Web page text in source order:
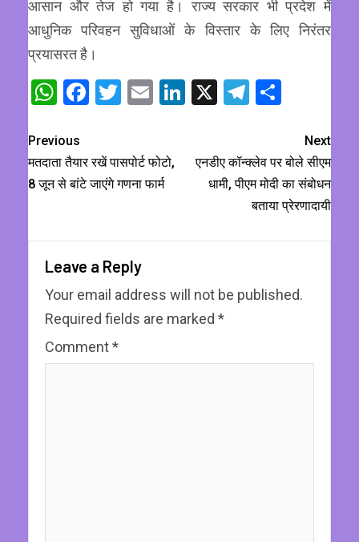
आसान और तेज हो गया है। राज्य सरकार भी प्रदेश में
आधुनिक परिवहन सुविधाओं के विस्तार के लिए निरंतर
प्रयासरत है।
WhatsApp
Facebook
Twitter
EmailLinkedIn
X Telegram
Previous
मतदाता तैयार रखें पासपोर्ट फोटो,
8 जून से बांटे जाएंगे गणना फार्म
Next
एनडीए कॉन्क्लेव पर बोले सीएम
धामी, पीएम मोदी का संबोधन
बताया प्रेरणादायी
Leave a Reply
Your email address will not be published.
Required fields are marked *
Comment*